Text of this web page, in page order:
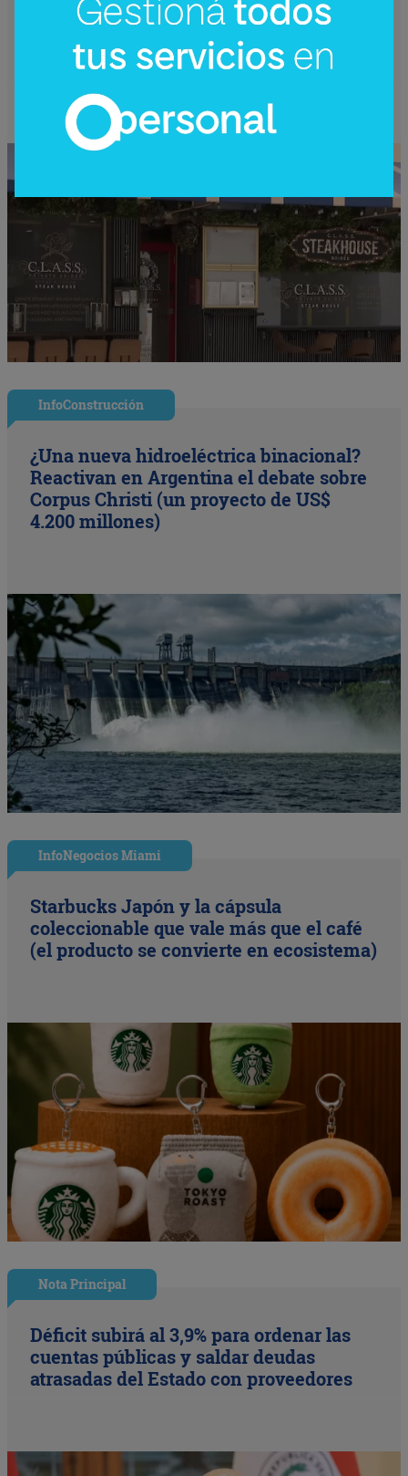
Nude Dining: Miami redefine el lujo
gastronómico con la cena (nudista) más
disruptiva del año
InfoConstrucción
¿Una nueva hidroeléctrica binacional?
Reactivan en Argentina el debate sobre
Corpus Christi (un proyecto de US$
4.200 millones)
InfoNegocios Miami
Starbucks Japón y la cápsula
coleccionable que vale más que el café
(el producto se convierte en ecosistema)
Nota Principal
Déficit subirá al 3,9% para ordenar las
cuentas públicas y saldar deudas
atrasadas del Estado con proveedores